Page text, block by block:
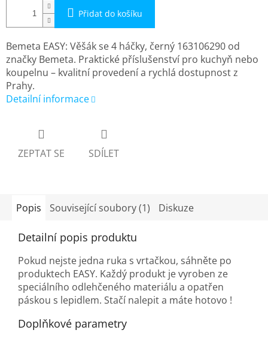
Přidat do košíku
Bemeta EASY: Věšák se 4 háčky, černý 163106290 od
značky Bemeta. Praktické příslušenství pro kuchyň nebo
koupelnu – kvalitní provedení a rychlá dostupnost z
Prahy.
Detailní informace
ZEPTAT SE SDÍLET
Popis Související soubory (1) Diskuze
Detailní popis produktu
Pokud nejste jedna ruka s vrtačkou, sáhněte po
produktech EASY. Každý produkt je vyroben ze
speciálního odlehčeného materiálu a opatřen
páskou s lepidlem. Stačí nalepit a máte hotovo !
Doplňkové parametry